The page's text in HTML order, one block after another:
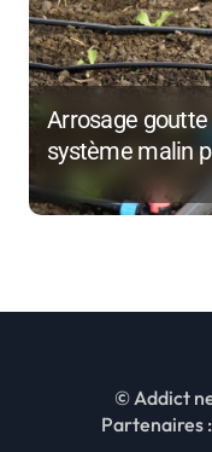
Arrosage
système malin
économe et
© Addict
Partenaires :